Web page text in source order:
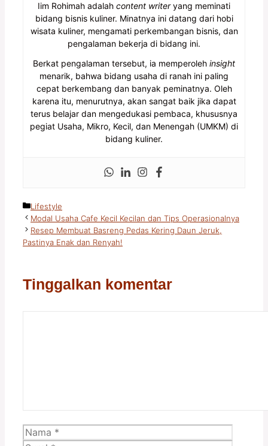
Iim Rohimah adalah content writeryang meminati
bidang bisnis kuliner. Minatnya ini datang dari hobi
wisata kuliner, mengamati perkembangan bisnis, dan
pengalaman bekerja di bidang ini.
Berkat pengalaman tersebut, ia memperoleh insight
menarik, bahwa bidang usaha di ranah ini paling
cepat berkembang dan banyak peminatnya. Oleh
karena itu, menurutnya, akan sangat baik jika dapat
terus belajar dan mengedukasi pembaca, khususnya
pegiat Usaha, Mikro, Kecil, dan Menengah (UMKM) di
bidang kuliner.
Kategori
Lifestyle
Modal Usaha Cafe Kecil Kecilan dan Tips Operasionalnya
Resep Membuat Basreng Pedas Kering Daun Jeruk,
Pastinya Enak dan Renyah!
Tinggalkan komentar
Nama